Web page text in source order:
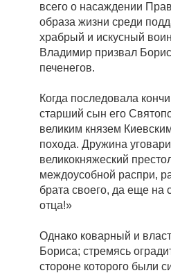
всего о насаждении
образа жизни среди
храбрый и искусный
Владимир призвал
печенегов.
Когда последовала
старший сын его
великим князем
похода. Дружина
великокняжеский
междоусобной распри,
брата своего, да еще на
отца!»
Однако коварный и
Бориса; стремясь
стороне которого были